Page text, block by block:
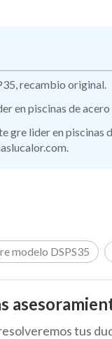
recambio original.
en piscinas de
gre lider en
modelo DSPS35
tus